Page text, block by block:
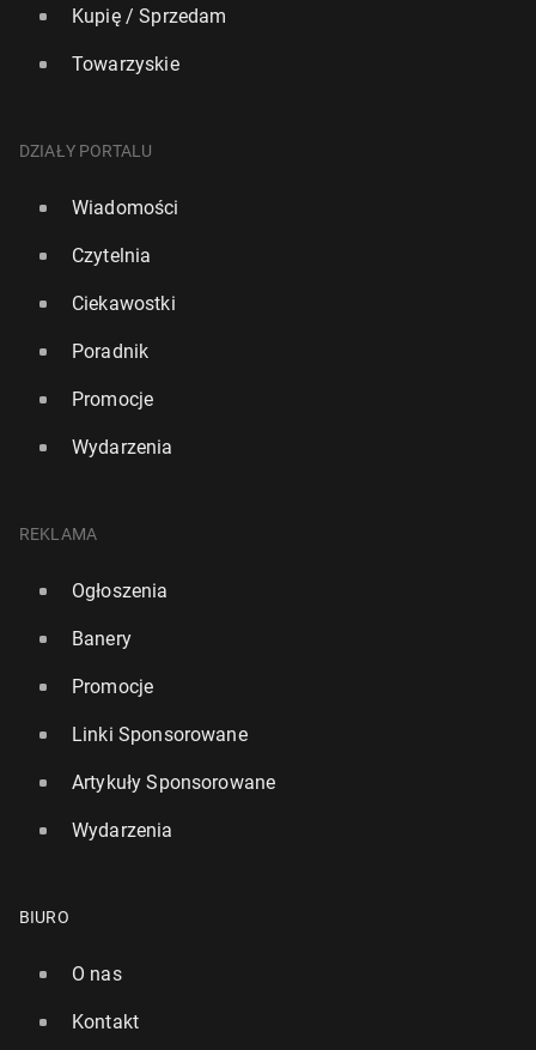
Kupię / Sprzedam
Towarzyskie
DZIAŁY PORTALU
Wiadomości
Czytelnia
Ciekawostki
Poradnik
Promocje
Wydarzenia
REKLAMA
Ogłoszenia
Banery
Promocje
Linki Sponsorowane
Artykuły Sponsorowane
Wydarzenia
BIURO
O nas
Kontakt